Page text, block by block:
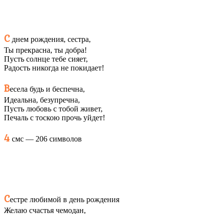
С днем рождения, сестра,
Ты прекрасна, ты добра!
Пусть солнце тебе сияет,
Радость никогда не покидает!
Весела будь и беспечна,
Идеальна, безупречна,
Пусть любовь с тобой живет,
Печаль с тоскою прочь уйдет!
4 смс — 206 символов
Сестре любимой в день рождения
Желаю счастья чемодан,